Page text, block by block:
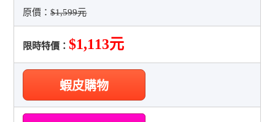
原價：$1,599元
限時特價：$1,113元
蝦皮購物